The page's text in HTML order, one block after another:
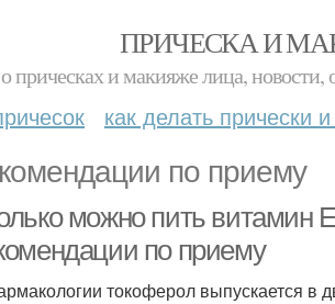
ПРИЧЕСКА И
прическах и макияже лица, новости,
как делать прически
по приему
можно пить витамин
по приему
токоферол выпускается в